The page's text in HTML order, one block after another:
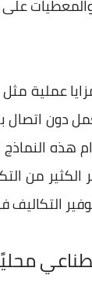
عملية
دون اتصال
الكثير من